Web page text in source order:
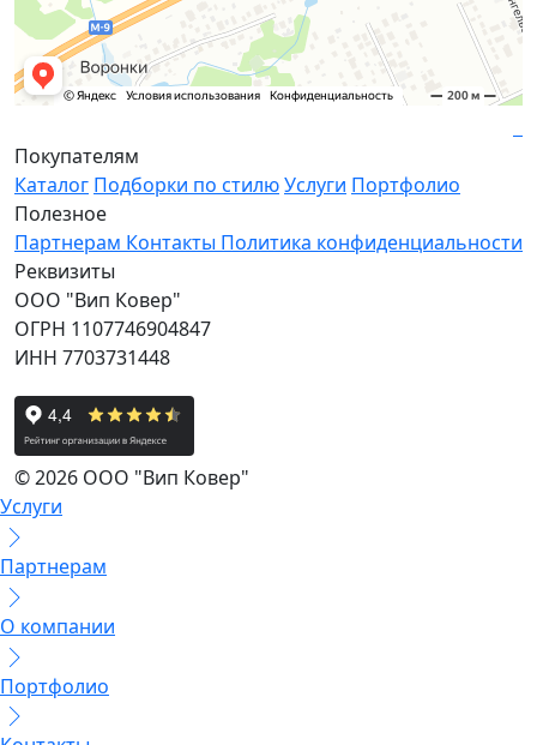
Покупателям
Каталог Подборки по стилюУслуги Портфолио
Полезное
Партнерам Контакты Политика конфиденциальности
Реквизиты
ООО "Вип Ковер"
ОГРН 1107746904847
ИНН 7703731448
© 2026 ООО "Вип Ковер"
Услуги
Партнерам
О компании
Портфолио